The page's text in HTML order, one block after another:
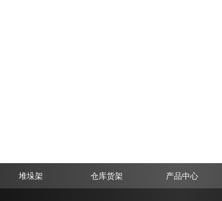
堆垛架 仓库货架 产品中心